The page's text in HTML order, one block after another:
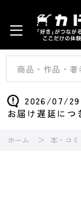
2026/07/29
お届け遅延につ
ホーム 本・コ